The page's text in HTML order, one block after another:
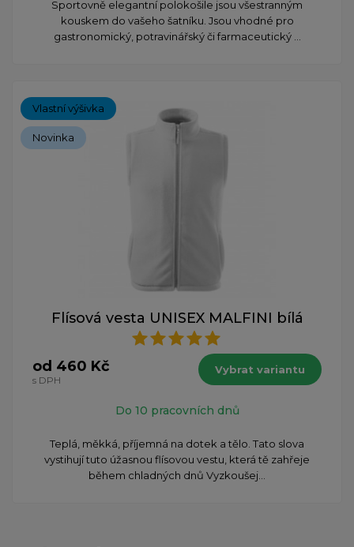
Sportovně elegantní polokošile jsou všestranným
kouskem do vašeho šatníku. Jsou vhodné pro
gastronomický, potravinářský či farmaceutický ...
Vlastní výšivka
Novinka
Flísová vesta UNISEX MALFINI bílá
od 460 Kč
s DPH
Vybrat variantu
Do 10 pracovních dnů
Teplá, měkká, příjemná na dotek a tělo. Tato slova
vystihují tuto úžasnou flísovou vestu, která tě zahřeje
během chladných dnů Vyzkoušej...